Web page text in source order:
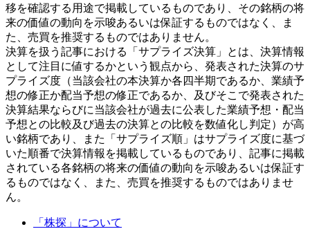
移を確認する用途で掲載しているものであり、その銘柄の将
来の価値の動向を示唆あるいは保証するものではなく、ま
た、売買を推奨するものではありません。
決算を扱う記事における「サプライズ決算」とは、決算情報
として注目に値するかという観点から、発表された決算のサ
プライズ度（当該会社の本決算か各四半期であるか、業績予
想の修正か配当予想の修正であるか、及びそこで発表された
決算結果ならびに当該会社が過去に公表した業績予想・配当
予想との比較及び過去の決算との比較を数値化し判定）が高
い銘柄であり、また「サプライズ順」はサプライズ度に基づ
いた順番で決算情報を掲載しているものであり、記事に掲載
されている各銘柄の将来の価値の動向を示唆あるいは保証す
るものではなく、また、売買を推奨するものではありませ
ん。
「株探」について